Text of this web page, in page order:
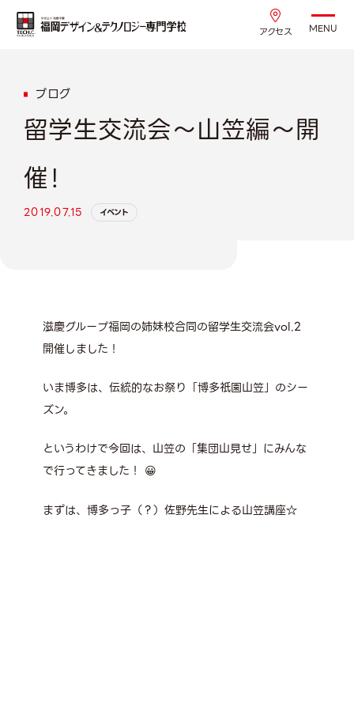
アクセス MENU
ブログ
留学生交流会～山笠編～開
催！
2019.07.15 イベント
滋慶グループ福岡の姉妹校合同の留学生交流会vol.2
開催しました！
いま博多は、伝統的なお祭り「博多祇園山笠」のシー
ズン。
というわけで今回は、山笠の「集団山見せ」にみんな
で行ってきました！ 😀
まずは、博多っ子（？）佐野先生による山笠講座☆